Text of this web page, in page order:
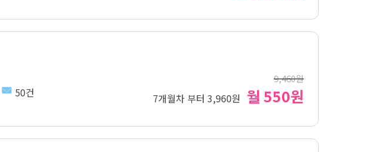
9,460원
50건 7개월차 부터 3,960원 월 550원